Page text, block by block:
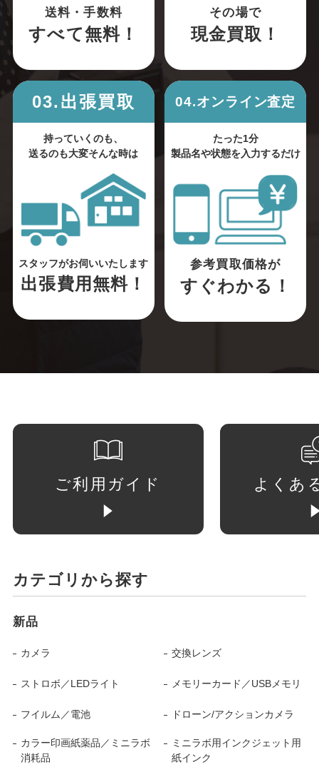
送料・手数料
すべて無料！
その場で
現金買取！
03.出張買取
持っていくのも、
送るのも大変そんな時は
スタッフがお伺いいたします
出張費用無料！
04.オンライン査定
たった1分
製品名や状態を入力するだけ
参考買取価格が
すぐわかる！
ご利用ガイド よくあ
カテゴリから探す
新品
カメラ 交換レンズ
ストロボ／LEDライト メモリーカード／USBメモリ
フイルム／電池 ドローン/アクションカメラ
カラー印画紙薬品／ミニラボ
消耗品
ミニラボ用インクジェット用
紙インク